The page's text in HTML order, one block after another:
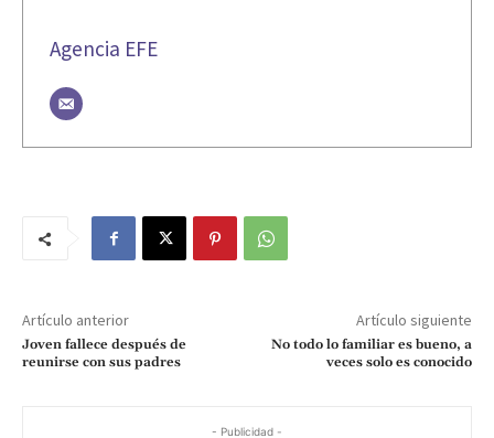
Agencia EFE
Artículo anterior
Joven fallece después de
reunirse con sus padres
Artículo siguiente
No todo lo familiar es bueno, a
veces solo es conocido
- Publicidad -